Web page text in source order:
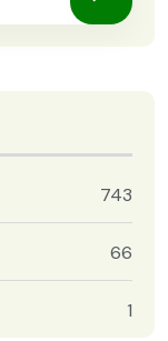
743
66
1